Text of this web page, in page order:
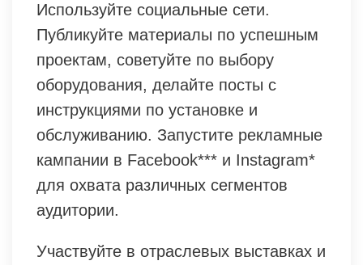
Используйте социальные сети.
Публикуйте материалы по успешным
проектам, советуйте по выбору
оборудования, делайте посты с
инструкциями по установке и
обслуживанию. Запустите рекламные
кампании в Facebook*** и Instagram*
для охвата различных сегментов
аудитории.
Участвуйте в отраслевых выставках и